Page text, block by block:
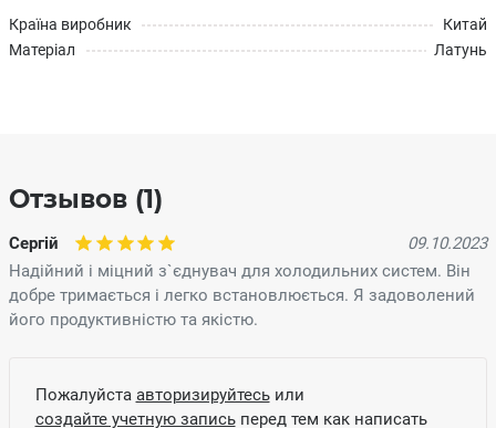
Країна виробник
Китай
Матеріал
Латунь
Отзывов (1)
Сергій
09.10.2023
Надійний і міцний з`єднувач для холодильних систем. Він
добре тримається і легко встановлюється. Я задоволений
його продуктивністю та якістю.
Пожалуйста авторизируйтесьили
создайте учетную записьперед тем как написать